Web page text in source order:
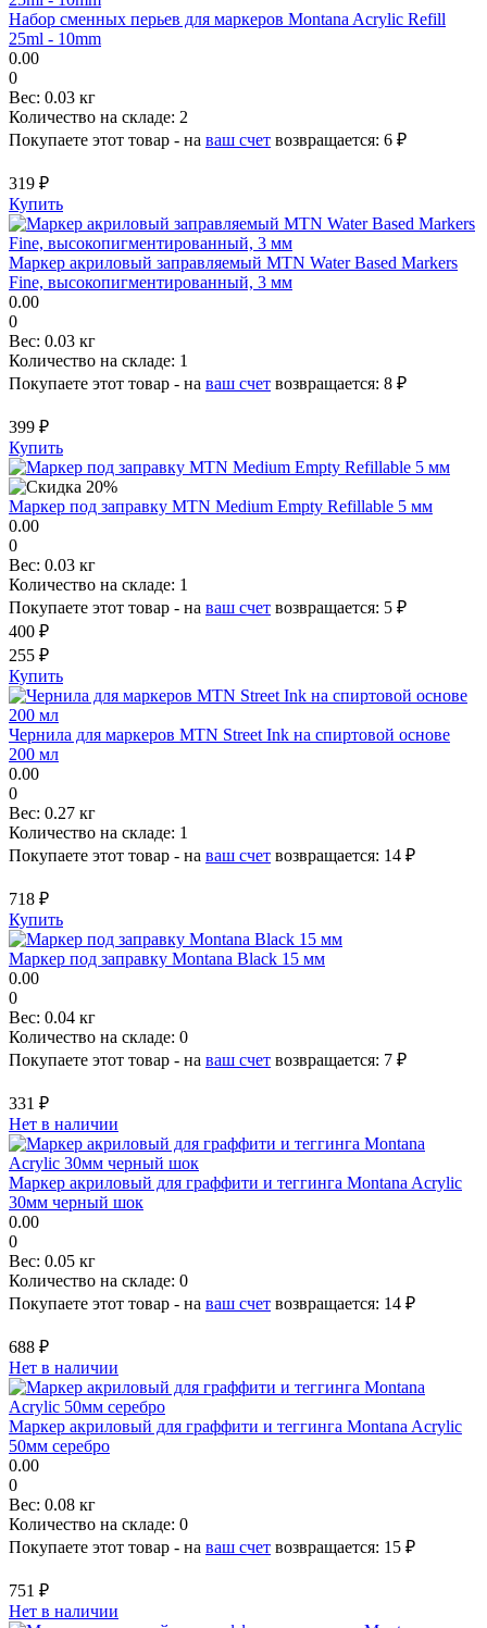
Набор сменных перьев для маркеров Montana Acrylic Refill
25ml - 10mm
0.00
0
Вес: 0.03 кг
Количество на складе: 2
Покупаете этот товар - на ваш счет возвращается: 6 ₽
319 ₽
Купить
Маркер акриловый заправляемый MTN Water Based Markers
Fine, высокопигментированный, 3 мм
0.00
0
Вес: 0.03 кг
Количество на складе: 1
Покупаете этот товар - на ваш счет возвращается: 8 ₽
399 ₽
Купить
Маркер под заправку MTN Medium Empty Refillable 5 мм
0.00
0
Вес: 0.03 кг
Количество на складе: 1
Покупаете этот товар - на ваш счет возвращается: 5 ₽
400 ₽
255 ₽
Купить
Чернила для маркеров MTN Street Ink на спиртовой основе
200 мл
0.00
0
Вес: 0.27 кг
Количество на складе: 1
Покупаете этот товар - на ваш счет возвращается: 14 ₽
718 ₽
Купить
Маркер под заправку Montana Black 15 мм
0.00
0
Вес: 0.04 кг
Количество на складе: 0
Покупаете этот товар - на ваш счет возвращается: 7 ₽
331 ₽
Нет в наличии
Маркер акриловый для граффити и теггинга Montana Acrylic
30мм черный шок
0.00
0
Вес: 0.05 кг
Количество на складе: 0
Покупаете этот товар - на ваш счет возвращается: 14 ₽
688 ₽
Нет в наличии
Маркер акриловый для граффити и теггинга Montana Acrylic
50мм серебро
0.00
0
Вес: 0.08 кг
Количество на складе: 0
Покупаете этот товар - на ваш счет возвращается: 15 ₽
751 ₽
Нет в наличии